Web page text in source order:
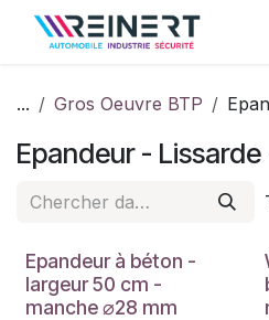
Se rendre au contenu
... Gros Oeuvre BTP
Epandeur - Lissarde
Epandeur à béton -
largeur 50 cm -
manche ⌀28 mm